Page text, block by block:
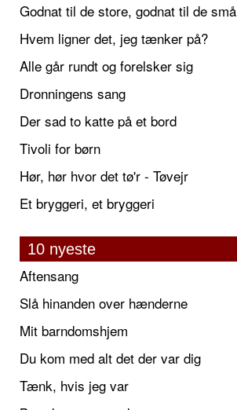
Godnat til de store, godnat til de små
Hvem ligner det, jeg tænker på?
Alle går rundt og forelsker sig
Dronningens sang
Der sad to katte på et bord
Tivoli for børn
Hør, hør hvor det tø'r - Tøvejr
Et bryggeri, et bryggeri
10 nyeste
Aftensang
Slå hinanden over hænderne
Mit barndomshjem
Du kom med alt det der var dig
Tænk, hvis jeg var